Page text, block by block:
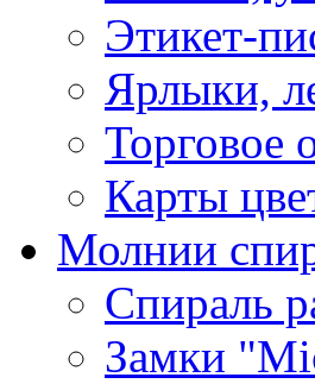
Этикет-
Ярлыки,
Торговое
Карты
Молнии
Спираль
Замки